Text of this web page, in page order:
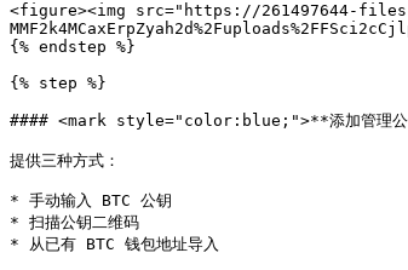
<figure><img src="https://261497644-
{% endstep %}
{% step %}
#### <mark style="color:blue;">**添加管理
提供三种方式：
* 手动输入 BTC 公钥
* 扫描公钥二维码
* 从已有 BTC 钱包地址导入